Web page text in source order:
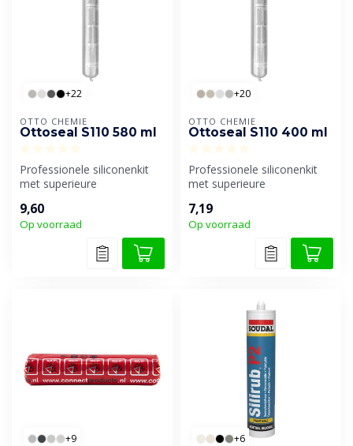
+22
OTTO CHEMIE
Ottoseal S110 580 ml
Professionele siliconenkit
met superieure
Per worst ve...
9,60
Op voorraad
+20
OTTO CHEMIE
Ottoseal S110 400 ml
Professionele siliconenkit
met superieure
Per worst ve...
7,19
Op voorraad
+9 +6